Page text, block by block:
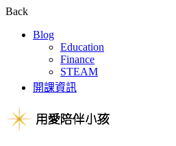
Back
Blog
Education
Finance
STEAM
開課資訊